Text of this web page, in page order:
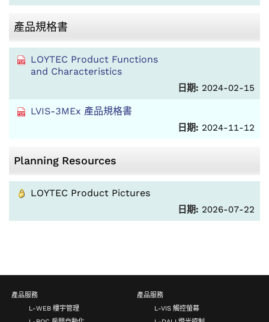
產品規格書
LOYTEC Product Functions
and Characteristics
日期: 2024-02-15
LVIS-3MEx 產品規格書
日期: 2024-11-12
Planning Resources
LOYTEC Product Pictures
日期: 2026-07-22
產品服務
L-WEB 樓宇管理
產品服務
L-VIS 觸控螢幕